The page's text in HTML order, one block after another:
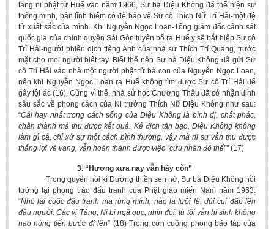
tăng ni phật tử Huế vào năm 1966, Sư bà Diệu Không đã thể hiện sự
thông minh, bản lĩnh hiếm có để bảo vệ Sư cô Thích Nữ Trí Hải-một đệ
tử xuất sắc của mình. Khi Nguyễn Ngọc Loan-Tổng giám đốc cảnh sát
quốc gia của chính quyền Sài Gòn tuyên bố ra Huế y sẽ bắt hiếp Sư cô
Trí Hải-người phiên dịch tiếng Anh của nhà sư Thích Trí Quang, trước
mặt cho mọi người biết tay. Biết thế nên Sư bà Diệu Không đã gửi Sư
cô Trí Hải vào nhà một người phật tử bà con của Nguyễn Ngọc Loan,
nên khi Nguyễn Ngọc Loan ra Huế không tìm được Sư cô Trí Hải để
gây tội ác (16). Cũng vì thế, nhà sử học Chương Thâu đã có nhận định
sâu sắc về phong cách của Ni trưởng Thích Nữ Diệu Không như sau:
“Cái hay nhất trong cách sống của Diệu Không là bình dị, chất phác,
chân thành mà thu được kết quả. Kẻ địch tàn bạo, Diệu Không không
làm gì cả, chỉ xử sự một cách bình thường, vậy mà ni sư vẫn thu được
thắng lợi vẻ vang, vẫn hoàn thành được việc “cứu nhân độ thế””(17)
3. “Hương xưa nay vẫn hãy còn”
Trong quyển hồi kí Đường thiền sen nở, Sư bà Diệu Không hồi
tưởng lại phong trào đấu tranh của Phật giáo miến Nam năm 1963:
“Nhớ lại cuộc đấu tranh mà rùng mình, nào là lưỡi lê, dùi cui đập lên
đầu người. Các vị Tăng, Ni bị ngã gục, nhịn đói, tù tội vẫn hi sinh không
nao núng tiến bước đi lên” (18) Trong cơn cuồng phong bão táp của